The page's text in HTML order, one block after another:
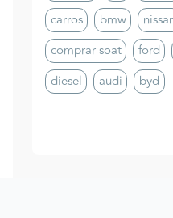
carros
bmw
comprar soat
ford
diesel
audi byd